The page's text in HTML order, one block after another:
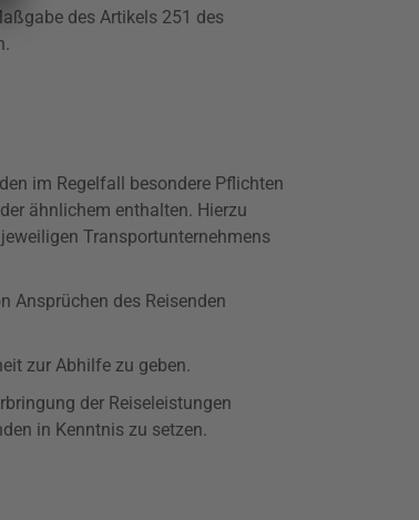
des Artikels 251 des
im Regelfall besondere Pflichten
ähnlichem enthalten. Hierzu
Transportunternehmens
Ansprüchen des Reisenden
zur Abhilfe zu geben.
der Reiseleistungen
in Kenntnis zu setzen.